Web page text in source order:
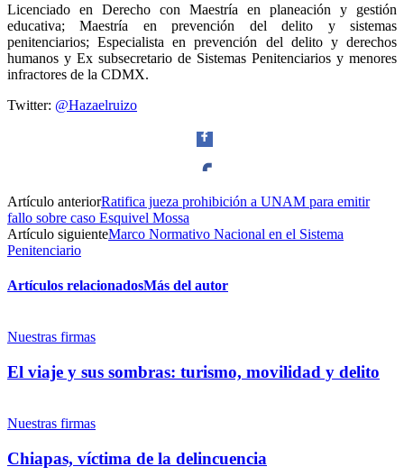
Licenciado en Derecho con Maestría en planeación y gestión
educativa; Maestría en prevención del delito y sistemas
penitenciarios; Especialista en prevención del delito y derechos
humanos y Ex subsecretario de Sistemas Penitenciarios y menores
infractores de la CDMX.
Twitter: @Hazaelruizo
Facebook
Artículo anteriorRatifica jueza prohibición a UNAM para emitir
fallo sobre caso Esquivel Mossa
Artículo siguienteMarco Normativo Nacional en el Sistema
Penitenciario
Artículos relacionadosMás del autor
Nuestras firmas
El viaje y sus sombras: turismo, movilidad y delito
Nuestras firmas
Chiapas, víctima de la delincuencia